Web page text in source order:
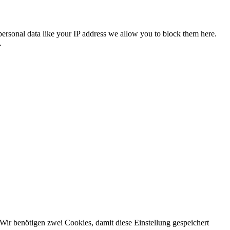
data like your IP address we allow you to block them here.
benötigen zwei Cookies, damit diese Einstellung gespeichert